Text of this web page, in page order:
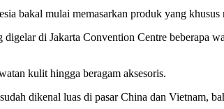
bakal mulai memasarkan produk yang
di Jakarta Convention Centre
kulit hingga beragam aksesoris.
dikenal luas di pasar China dan Vietnam,